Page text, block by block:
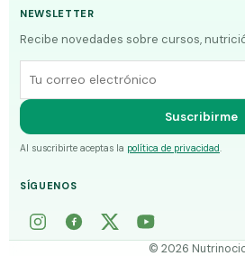
NEWSLETTER
Recibe novedades sobre cursos,
Suscribirme
Al suscribirte aceptas la política de privacidad.
SÍGUENOS
©2026